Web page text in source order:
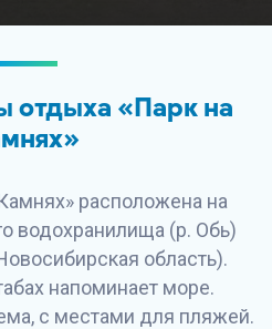
отдыха «Парк на
расположена на
водохранилища (р. Обь)
область).
напоминает море.
с местами для пляжей.